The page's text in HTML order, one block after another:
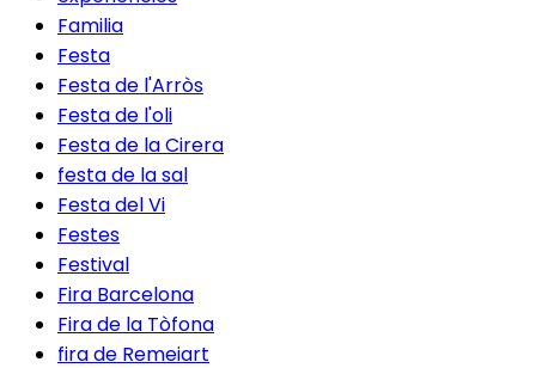
Familia
Festa
Festa de l'Arròs
Festa de l'oli
Festa de la Cirera
festa de la sal
Festa del Vi
Festes
Festival
Fira Barcelona
Fira de la Tòfona
fira de Remeiart